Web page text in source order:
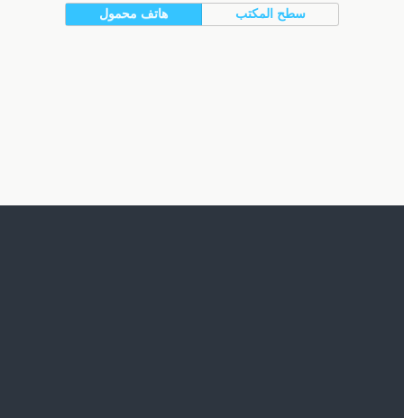
هاتف محمول سطح المكتب